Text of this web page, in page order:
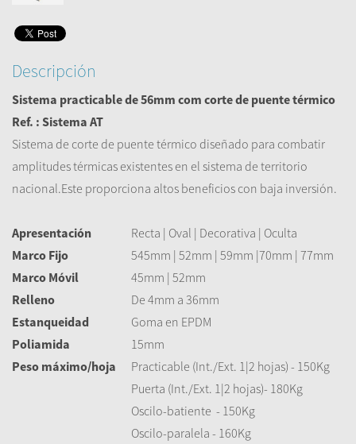
Descripción
Sistema practicable de 56mm com corte de puente térmico
Ref. : Sistema AT
Sistema de corte de puente térmico diseñado para combatir
amplitudestérmicas existentes en el sistema de territorio
nacional.Este proporciona altos beneficios con baja inversión.
Apresentación
Recta | Oval | Decorativa | Oculta
Marco Fijo
545mm | 52mm | 59mm |70mm | 77mm
Marco Móvil
45mm | 52mm
Relleno
De 4mm a 36mm
Estanqueidad
Goma en EPDM
Poliamida
15mm
Peso máximo/hoja
Practicable (Int./Ext. 1|2 hojas) - 150Kg
Puerta (Int./Ext. 1|2 hojas)- 180Kg
Oscilo-batiente - 150Kg
Oscilo-paralela - 160Kg